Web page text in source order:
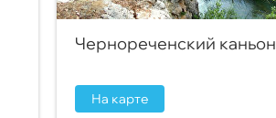
Чернореченский каньон
На карте